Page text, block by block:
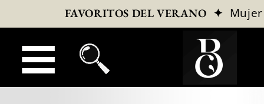
FAVORITOS DEL VERANO ✦ Mujer